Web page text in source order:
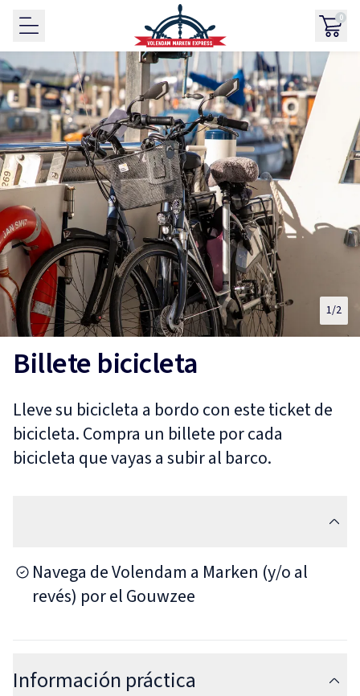
0
1/2
Billete bicicleta
Lleve su bicicleta a bordo con este ticket de
bicicleta. Compra un billete por cada
bicicleta que vayas a subir al barco.
Navega de Volendam a Marken (y/o al
revés) por el Gouwzee
Información práctica